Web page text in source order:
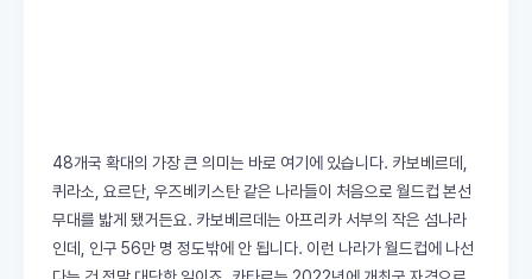
48개국 확대의 가장 큰 의미는 바로 여기에 있습니다. 카보베르데,
퀴라소, 요르단, 우즈베키스탄 같은 나라들이 처음으로 월드컵 본선
무대를 밟게 됐거든요. 카보베르데는 아프리카 서부의 작은 섬나라
인데, 인구 56만 명 정도밖에 안 됩니다. 이런 나라가 월드컵에 나선